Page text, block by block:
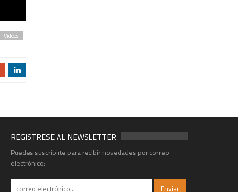
Videos
j
REGISTRESE AL NEWSLETTER
Puedes suscribirte para recibir novedades por correo
electrónico: